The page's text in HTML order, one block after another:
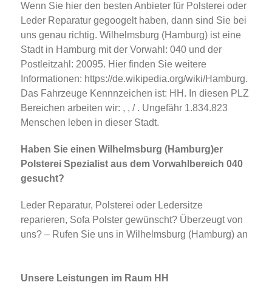
Wenn Sie hier den besten Anbieter für Polsterei oder
Leder Reparatur gegoogelt haben, dann sind Sie bei
uns genau richtig. Wilhelmsburg (Hamburg) ist eine
Stadt in Hamburg mit der Vorwahl: 040 und der
Postleitzahl: 20095. Hier finden Sie weitere
Informationen: https://de.wikipedia.org/wiki/Hamburg.
Das Fahrzeuge Kennnzeichen ist: HH. In diesen PLZ
Bereichen arbeiten wir: , , / . Ungefähr 1.834.823
Menschen leben in dieser Stadt.
Haben Sie einen Wilhelmsburg (Hamburg)er
Polsterei Spezialist aus dem Vorwahlbereich 040
gesucht?
Leder Reparatur, Polsterei oder Ledersitze
reparieren, Sofa Polster gewünscht? Überzeugt von
uns? – Rufen Sie uns in Wilhelmsburg (Hamburg) an
Unsere Leistungen im Raum HH